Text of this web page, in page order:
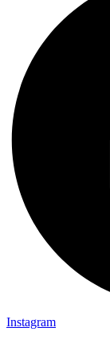
Instagram